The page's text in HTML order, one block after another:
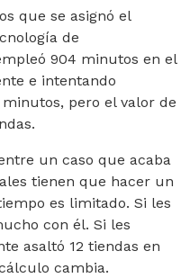
que se asignó el
de
904 minutos en el
e intentando
pero el valor de
un caso que acaba
tienen que hacer un
es limitado. Si les
con él. Si les
asaltó 12 tiendas en
cambia.